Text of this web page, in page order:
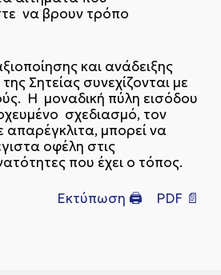
να βρουν τρόπο
και ανάδειξης
Σητείας συνεχίζονται με
Η μοναδική πύλη εισόδου
σχεδιασμό, τον
απαρέγκλιτα, μπορεί να
οφέλη στις
που έχει ο τόπος.
Εκτύπωση 🖨 PDF 📄